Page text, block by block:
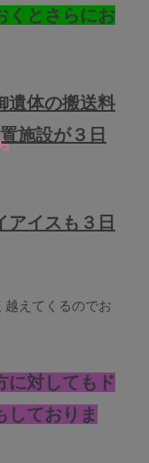
くとさらにお
遺体の搬送料
施設が３日
アイスも３日
越えてくるのでお
に対してもド
しておりま